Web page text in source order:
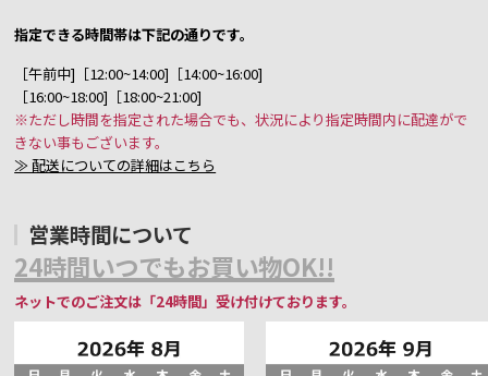
指定できる時間帯は下記の通りです。
［午前中]［12:00~14:00]［14:00~16:00]
［16:00~18:00]［18:00~21:00]
※ただし時間を指定された場合でも、状況により指定時間内に配達がで
きない事もございます。
≫ 配送についての詳細はこちら
営業時間について
24時間いつでもお買い物OK!!
ネットでのご注文は「24時間」受け付けております。